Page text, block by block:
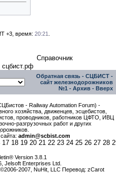
+3, время: 20:21
Справочник
сцбист.рф
Обратная связь - СЦБИСТ -
сайт железнодорожников
№1 - Архив - Вверх
- Railway Automation Forum) -
хозяйства, движенцев, эсцебистов,
проводников, работников ЦФТО, ИВЦ
разгрузочных работ и других
admin@scbist.com
17 18 19 20 21 22 23 24 25 26 27 28
Version 3.8.1
Jelsoft Enterprises Ltd.
2007, NuHit, LLC Перевод: zCarot